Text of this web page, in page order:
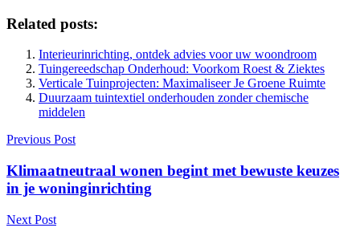
Related posts:
Interieurinrichting, ontdek advies voor uw woondroom
Tuingereedschap Onderhoud: Voorkom Roest & Ziektes
Verticale Tuinprojecten: Maximaliseer Je Groene Ruimte
Duurzaam tuintextiel onderhouden zonder chemische
middelen
Berichtnavigatie
Previous Post
Klimaatneutraal wonen begint met bewuste keuzes
in je woninginrichting
Next Post